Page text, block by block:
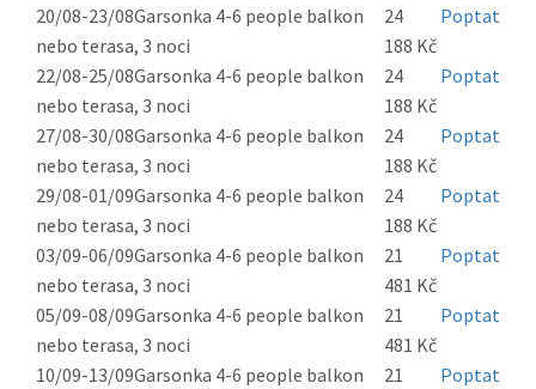
20/08-23/08Garsonka 4-6 people balkon
nebo terasa, 3 noci
24
188 Kč
Poptat
22/08-25/08Garsonka 4-6 people balkon
nebo terasa, 3 noci
24
188 Kč
Poptat
27/08-30/08Garsonka 4-6 people balkon
nebo terasa, 3 noci
24
188 Kč
Poptat
29/08-01/09Garsonka 4-6 people balkon
nebo terasa, 3 noci
24
188 Kč
Poptat
03/09-06/09Garsonka 4-6 people balkon
nebo terasa, 3 noci
21
481 Kč
Poptat
05/09-08/09Garsonka 4-6 people balkon
nebo terasa, 3 noci
21
481 Kč
Poptat
10/09-13/09Garsonka 4-6 people balkon
21
Poptat